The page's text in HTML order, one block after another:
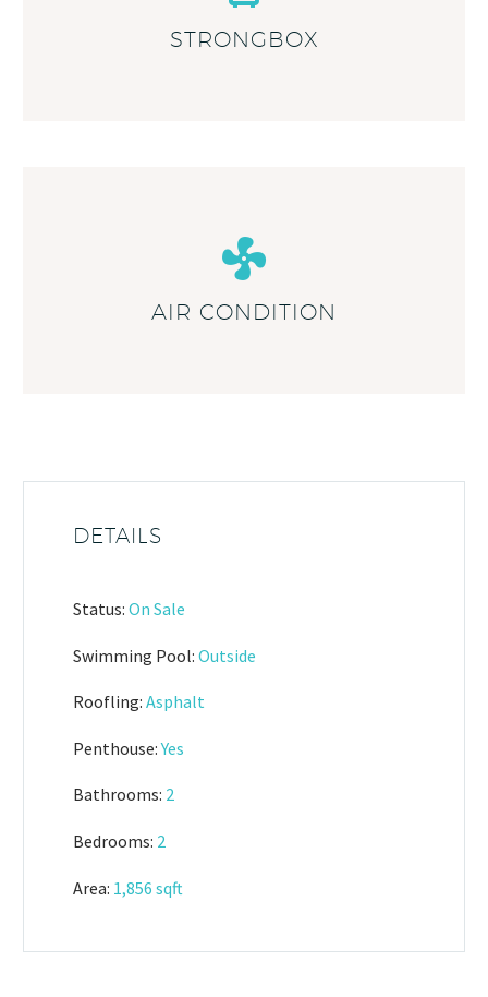
STRONGBOX
AIR CONDITION
DETAILS
Status: On Sale
Swimming Pool: Outside
Roofling: Asphalt
Penthouse: Yes
Bathrooms: 2
Bedrooms: 2
Area: 1,856 sqft